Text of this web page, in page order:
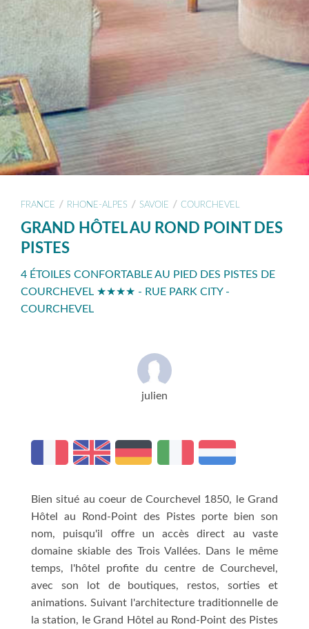
FRANCE / RHONE-ALPES / SAVOIE / COURCHEVEL
GRAND HÔTEL AU ROND POINT DES
PISTES
4 ÉTOILES CONFORTABLE AU PIED DES PISTES DE
COURCHEVEL ★★★★ - RUE PARK CITY -
COURCHEVEL
julien
Bien situé au coeur de Courchevel 1850, le Grand
Hôtel au Rond-Point des Pistes porte bien son
nom, puisqu'il offre un accès direct au vaste
domaine skiable des Trois Vallées. Dans le même
temps, l'hôtel profite du centre de Courchevel,
avec son lot de boutiques, restos, sorties et
animations. Suivant l'architecture traditionnelle de
la station, le Grand Hôtel au Rond-Point des Pistes